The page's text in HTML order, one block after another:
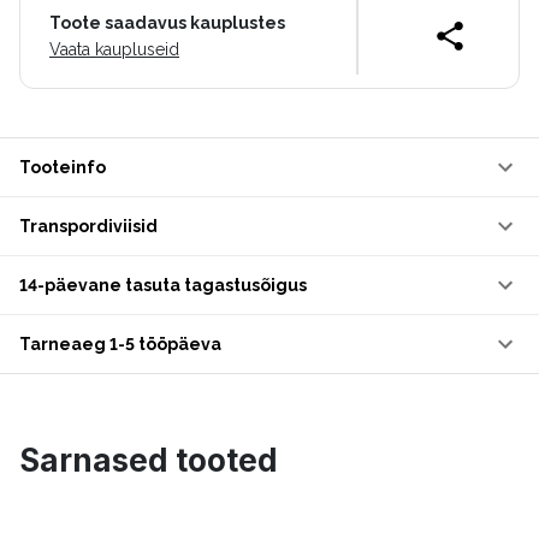
Toote saadavus kauplustes
Vaata kaupluseid
Tooteinfo
Transpordiviisid
14-päevane tasuta tagastusõigus
Tarneaeg 1-5 tööpäeva
Sarnased tooted